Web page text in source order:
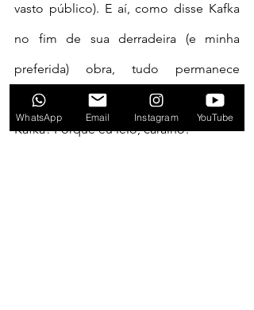
vasto público). E aí, como disse Kafka
no fim de sua derradeira (e minha
preferida) obra, tudo permanece
inalterado. Por que eu lembrei de
Kafka? Porque eu leio, caralho!
WhatsApp Email Instagram YouTube